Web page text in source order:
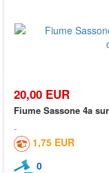
20,00 EUR
Fiume Sassone 4a
1,75 EUR
0